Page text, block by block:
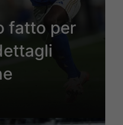
fatto per